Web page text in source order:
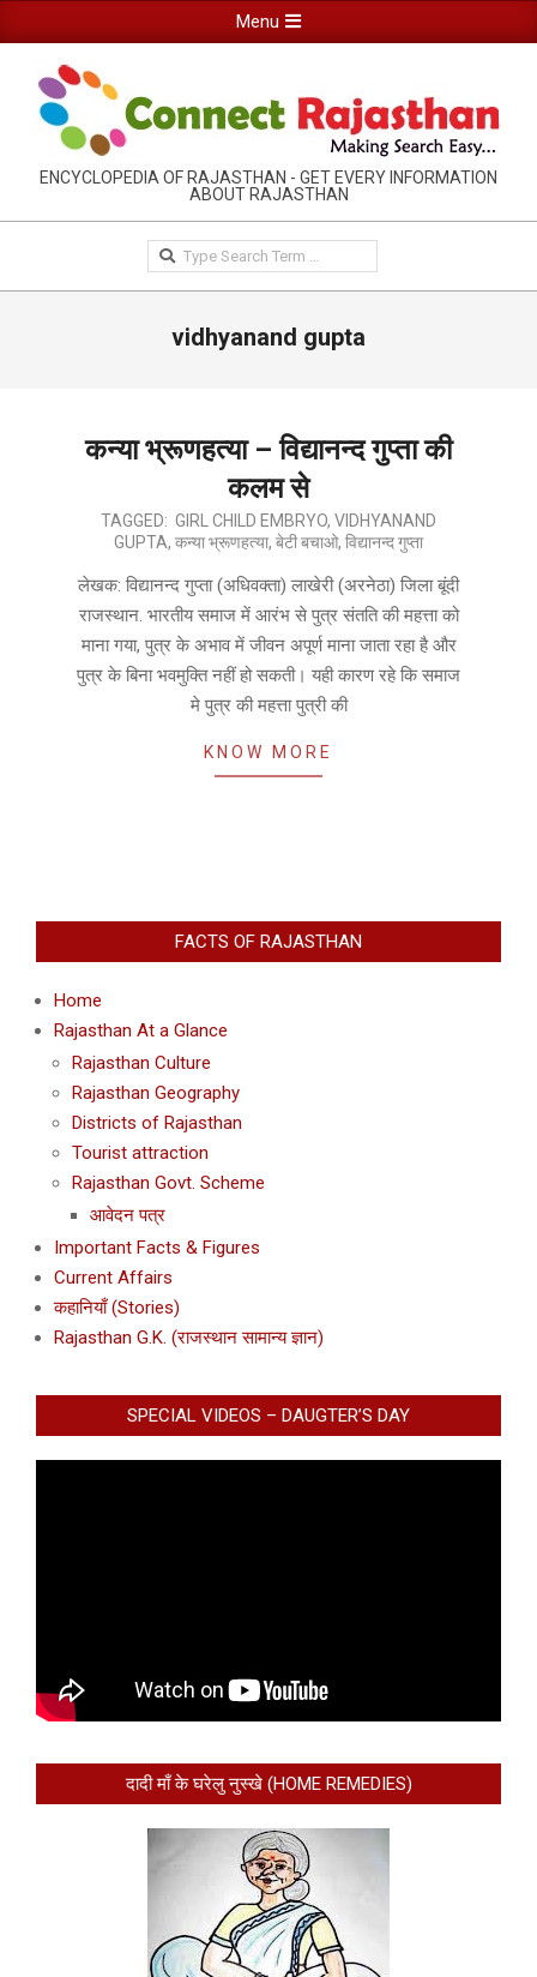
to
content
Navigation
Menu
Menu
RAJASTHAN
INFORMATION
GUIDE-
CONNECTRAJASTHAN
ENCYCLOPEDIA OF RAJASTHAN - GET EVERY INFORMATION
ABOUT RAJASTHAN
Search
vidhyanand gupta
कन्या भ्रूणहत्या – विद्यानन्द गुप्ता की
कलम से
2020-
29
TAGGED: GIRL CHILD EMBRYO, VIDHYANAND
GUPTA, कन्या भ्रूणहत्या, बेटी बचाओ, विद्यानन्द गुप्ता
लेखक: विद्यानन्द गुप्ता (अधिवक्ता) लाखेरी (अरनेठा) जिला बूंदी
राजस्थान. भारतीय समाज में आरंभ से पुत्र संतति की महत्ता को
माना गया, पुत्र के अभाव में जीवन अपूर्ण माना जाता रहा है और
पुत्र के बिना भवमुक्ति नहीं हो सकती। यही कारण रहे कि समाज
मे पुत्र की महत्ता पुत्री की
KNOW MORE
FACTS OF RAJASTHAN
Home
Rajasthan At a Glance
Rajasthan Culture
Rajasthan Geography
Districts of Rajasthan
Tourist attraction
Rajasthan Govt. Scheme
आवेदन पत्र
Important Facts & Figures
Current Affairs
कहानियाँ (Stories)
Rajasthan G.K. (राजस्थान सामान्य ज्ञान)
SPECIAL VIDEOS – DAUGTER’S DAY
दादी माँ के घरेलु नुस्खे (HOME REMEDIES)